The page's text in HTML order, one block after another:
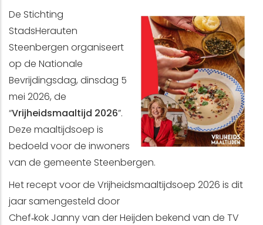
De Stichting
StadsHerauten
Steenbergen organiseert
op de Nationale
Bevrijdingsdag, dinsdag 5
mei 2026, de
“Vrijheidsmaaltijd 2026”.
Deze maaltijdsoep is
bedoeld voor de inwoners
van de gemeente Steenbergen.
Het recept voor de Vrijheidsmaaltijdsoep 2026 is dit
jaar samengesteld door
Chef‑kok Janny van der Heijden bekend van de TV